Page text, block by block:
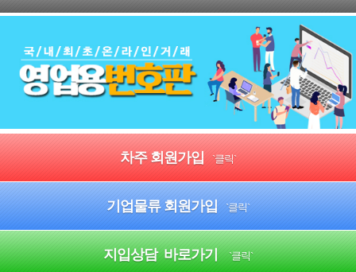
차주 회원가입 `클릭`
기업물류 회원가입 `클릭`
지입상담 바로가기 `클릭`